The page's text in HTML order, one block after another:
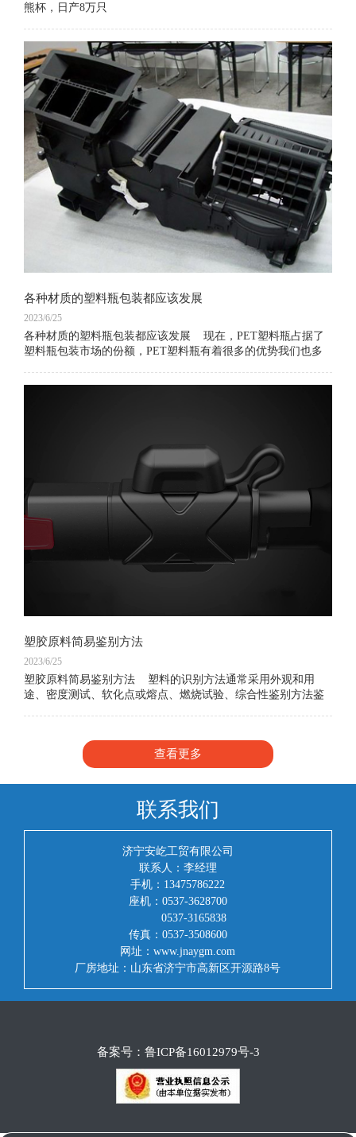
熊杯，日产8万只
各种材质的塑料瓶包装都应该发展
2023/6/25
各种材质的塑料瓶包装都应该发展 现在，PET塑料瓶占据了
塑料瓶包装市场的份额，PET塑料瓶有着很多的优势我们也多
塑胶原料简易鉴别方法
2023/6/25
塑胶原料简易鉴别方法 塑料的识别方法通常采用外观和用
途、密度测试、软化点或熔点、燃烧试验、综合性鉴别方法鉴
查看更多
联系我们
济宁安屹工贸有限公司
联系人：李经理
手机：13475786222
座机：0537-3628700
0537-3165838
传真：0537-3508600
网址：www.jnaygm.com
厂房地址：山东省济宁市高新区开源路8号
备案号： 鲁ICP备16012979号-3